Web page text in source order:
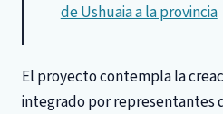
de Ushuaia a la provincia
El proyecto contempla la
integrado por representantes